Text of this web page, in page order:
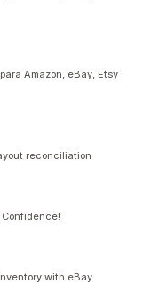
Amazon, eBay, Etsy
reconciliation
with eBay